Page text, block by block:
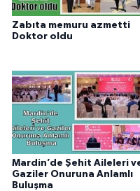
Zabıta memuru azmetti
Doktor oldu
Mardin’de Şehit Aileleri
Gaziler Onuruna Anlamlı
Buluşma